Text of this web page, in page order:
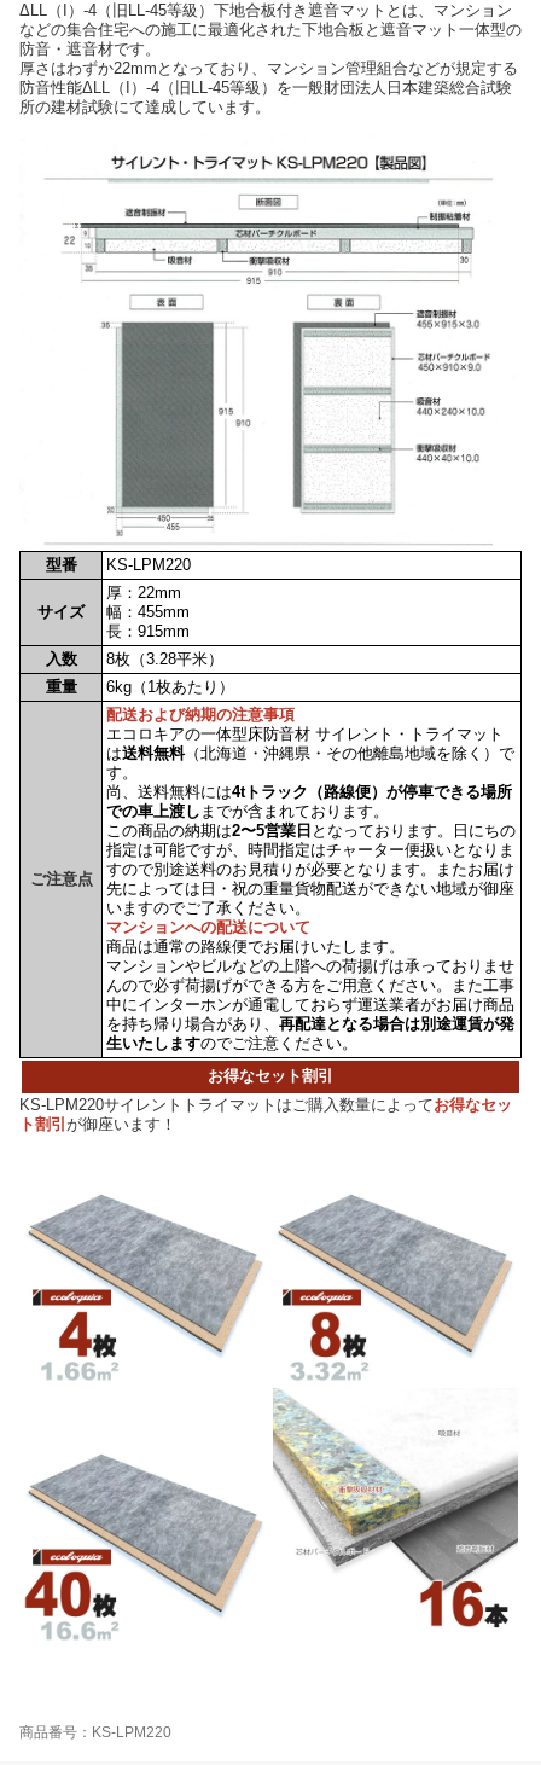
ΔLL（I）-4（旧LL-45等級）下地合板付き遮音マットとは、マンション
などの集合住宅への施工に最適化された下地合板と遮音マット一体型の
防音・遮音材です。
厚さはわずか22mmとなっており、マンション管理組合などが規定する
防音性能ΔLL（I）-4（旧LL-45等級）を一般財団法人日本建築総合試験
所の建材試験にて達成しています。
型番 KS-LPM220
サイズ
厚：22mm
幅：455mm
長：915mm
入数
8枚（3.28平米）
重量
6kg（1枚あたり）
ご注意点
配送および納期の注意事項
エコロキアの一体型床防音材 サイレント・トライマット
は送料無料（北海道・沖縄県・その他離島地域を除く）で
す。
尚、送料無料には4tトラック（路線便）が停車できる場所
での車上渡し までが含まれております。
この商品の納期は2〜5営業日 となっております。日にちの
指定は可能ですが、時間指定はチャーター便扱いとなりま
すので別途送料のお見積りが必要となります。またお届け
先によっては日・祝の重量貨物配送ができない地域が御座
いますのでご了承ください。
マンションへの配送について
商品は通常の路線便でお届けいたします。
マンションやビルなどの上階への荷揚げは承っておりませ
んので必ず荷揚げができる方をご用意ください。また工事
中にインターホンが通電しておらず運送業者がお届け商品
を持ち帰り場合があり、 再配達となる場合は別途運賃が発
生いたしますのでご注意ください。
お得なセット割引
KS-LPM220サイレントトライマットはご購入数量によってお得なセッ
ト割引 が御座います！
商品番号：KS-LPM220